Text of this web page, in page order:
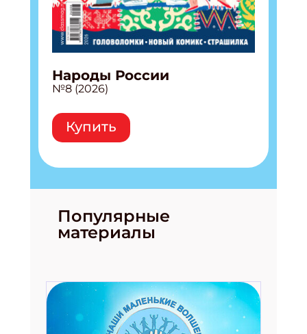
Народы России
№8 (2026)
Купить
Популярные
материалы